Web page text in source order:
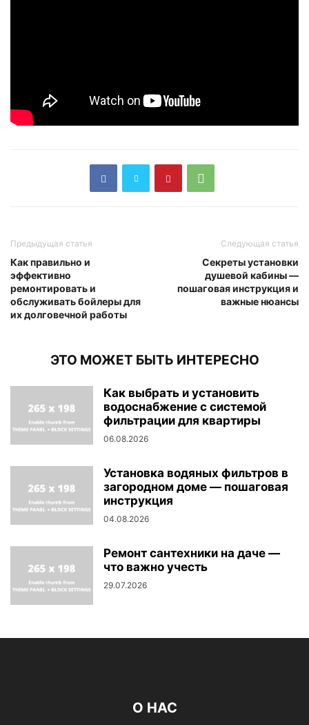
Предыдущая статья
Как правильно и
эффективно
ремонтировать и
обслуживать бойлеры для
их долговечной работы
Следующая статья
Секреты установки
душевой кабины —
пошаговая инструкция и
важные нюансы
ЭТО МОЖЕТ БЫТЬ ИНТЕРЕСНО
Как выбрать и установить
водоснабжение с системой
фильтрации для квартиры
06.08.2026
Установка водяных фильтров в
загородном доме — пошаговая
инструкция
04.08.2026
Ремонт сантехники на даче —
что важно учесть
29.07.2026
О НАС